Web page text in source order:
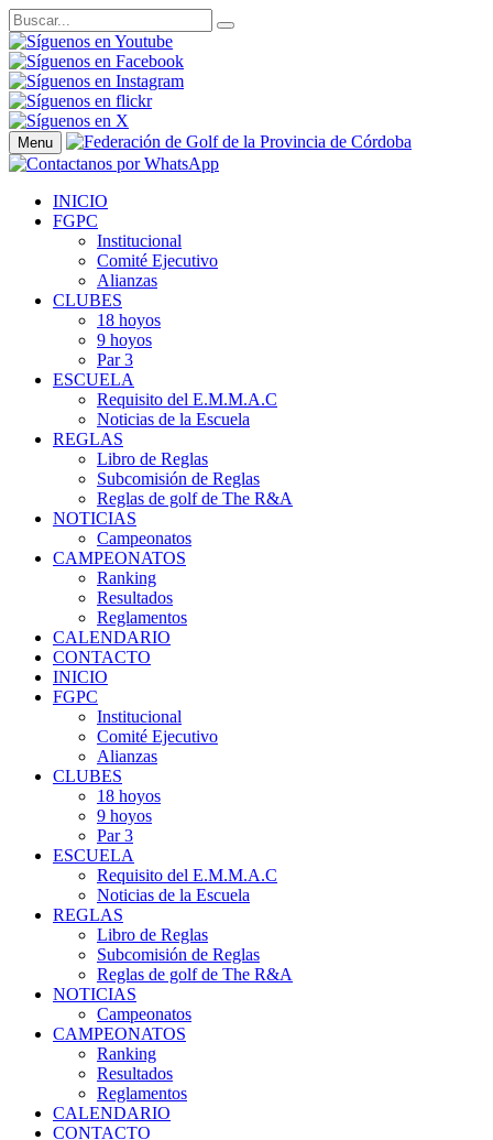
Menu
INICIO
FGPC
Institucional
Comité Ejecutivo
Alianzas
CLUBES
18 hoyos
9 hoyos
Par 3
ESCUELA
Requisito del E.M.M.A.C
Noticias de la Escuela
REGLAS
Libro de Reglas
Subcomisión de Reglas
Reglas de golf de The R&A
NOTICIAS
Campeonatos
CAMPEONATOS
Ranking
Resultados
Reglamentos
CALENDARIO
CONTACTO
INICIO
FGPC
Institucional
Comité Ejecutivo
Alianzas
CLUBES
18 hoyos
9 hoyos
Par 3
ESCUELA
Requisito del E.M.M.A.C
Noticias de la Escuela
REGLAS
Libro de Reglas
Subcomisión de Reglas
Reglas de golf de The R&A
NOTICIAS
Campeonatos
CAMPEONATOS
Ranking
Resultados
Reglamentos
CALENDARIO
CONTACTO